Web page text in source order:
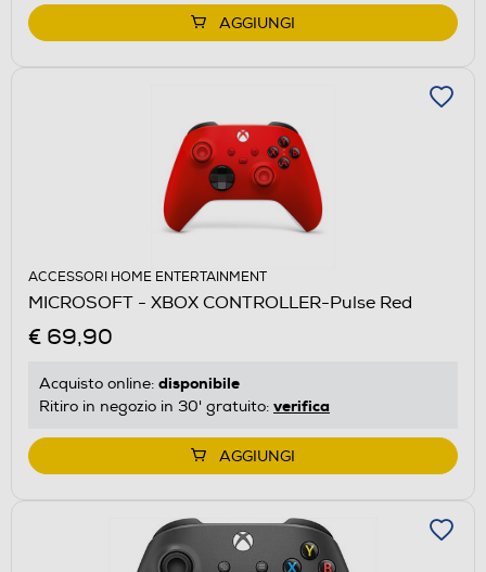
AGGIUNGI
ACCESSORI HOME ENTERTAINMENT
MICROSOFT - XBOX CONTROLLER-Pulse Red
€ 69,90
Acquisto online: disponibile
Ritiro in negozio in 30' gratuito: verifica
AGGIUNGI